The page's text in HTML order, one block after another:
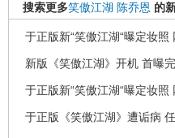
搜索更多笑傲江湖 陈乔恩 的
于正版新“笑傲江湖“曝定妆
新版《笑傲江湖》开机 首曝
于正版新“笑傲江湖“曝定妆
于正版《笑傲江湖》遭诟病